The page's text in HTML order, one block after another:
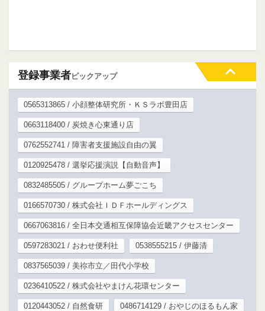
登録事業者ピックアップ
0565313865 / 小顔整体研究所・ＫＳラボ豊田店
0663118400 / 炭焼き心東通り店
0762552741 / 障害者支援施設自由の翼
0120925478 / 選挙応援演説【自動音声】
0832485505 / グループホーム夢ごこち
0166570730 / 株式会社ＩＤＦホールディングス
0667063816 / 全日本交通相互保障協会近畿アクセスセンター
0597283021 / おわせ便利社 0538555215 / 伊藤清
0837565039 / 美祢市立／田代小学校
0236410522 / 株式会社やまけん花環センター
0120443052 / 自然食研 0486714129 / おやじのほるもん家